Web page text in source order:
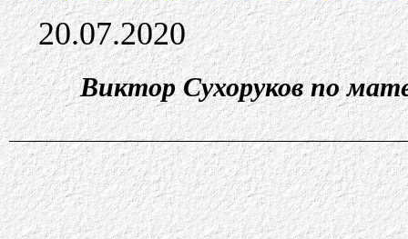
20.07.2020
Виктор Сухоруков по